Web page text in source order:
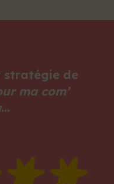
stratégie de
ma com’
…